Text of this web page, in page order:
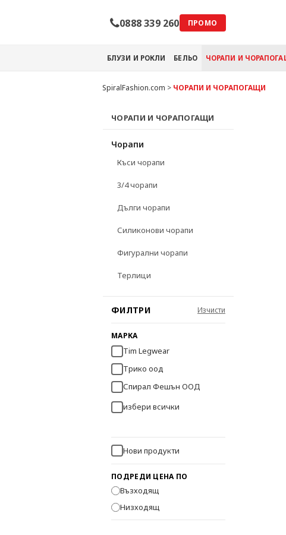
0888 339 260 ПРОМО
БЛУЗИ И РОКЛИ БЕЛЬО ЧОРАПИ И
SpiralFashion.com > ЧОРАПИ И ЧОРАПОГАЩИ
ЧОРАПИ И ЧОРАПОГАЩИ
Чорапи
Къси чорапи
3/4 чорапи
Дълги чорапи
Силиконови чорапи
Фигурални чорапи
Терлици
Еластични чорапогащи
Мъжки чорапогащи
Клинове
Фигурални клинове
ФИЛТРИ
МАРКА
Tim Legwear
Трико оод
Спирал Фешън ООД
избери всички
Нови продукти
ПОДРЕДИ ЦЕНА ПО
Възходящ
Низходящ